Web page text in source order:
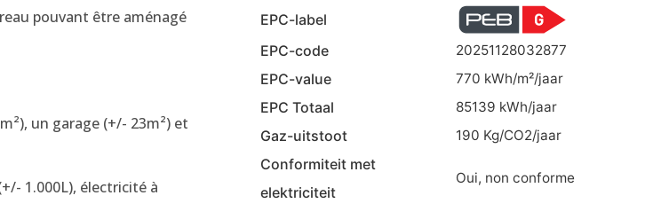
pouvant être aménagé
un garage (+/- 23m²) et
1.000L), électricité à
EPC-label
EPC-code
20251128032877
EPC-value 770 kWh/m²/jaar
EPC Totaal 85139 kWh/jaar
Gaz-uitstoot 190 Kg/CO2/jaar
Conformiteit met
elektriciteit
oui, non conforme